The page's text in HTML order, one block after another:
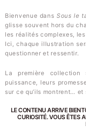
Bienvenue dans Sous le
glisse souvent hors du
les réalités complexes,
Ici, chaque illustration
questionner et ressentir.
La première collection
puissance, leurs
sur ce qu’ils montrent… et
LE CONTENU ARRIVE
CURIOSITÉ. VOUS ÊTES